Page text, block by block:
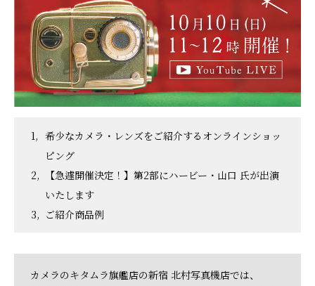
希少なカメラ・レンズをご紹介するオンラインショッ
ピング
【急遽開催決定！】第2部にハービー・山口 氏が出演
いたします
ご紹介商品例
カメラのキタムラ旗艦店の新宿 北村写真機店では、